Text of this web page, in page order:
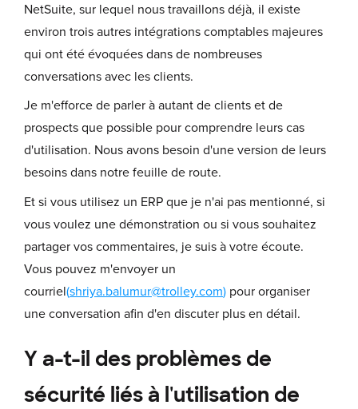
NetSuite, sur lequel nous travaillons déjà, il existe
environ trois autres intégrations comptables majeures
qui ont été évoquées dans de nombreuses
conversations avec les clients.
Je m'efforce de parler à autant de clients et de
prospects que possible pour comprendre leurs cas
d'utilisation. Nous avons besoin d'une version de leurs
besoins dans notre feuille de route.
Et si vous utilisez un ERP que je n'ai pas mentionné, si
vous voulez une démonstration ou si vous souhaitez
partager vos commentaires, je suis à votre écoute.
Vous pouvez m'envoyer un
courriel(shriya.balumur@trolley.com) pour organiser
une conversation afin d'en discuter plus en détail.
Y a-t-il des problèmes de
sécurité liés à l'utilisation de